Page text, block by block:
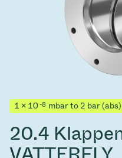
1 × 10-8 mbar to 2 bar (abs)
20.4